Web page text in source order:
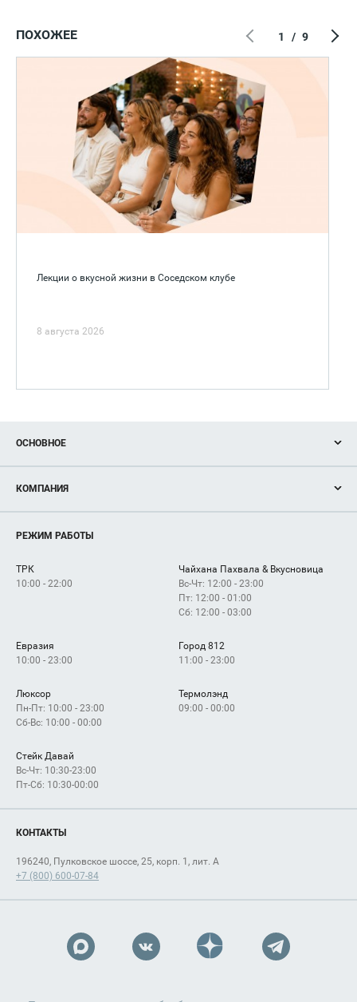
ПОХОЖЕЕ
Лекции о вкусной жизни в Соседском клубе
8 августа 2026
1 / 9
ОСНОВНОЕ
Новости
Магазины
Услуги
КОМПАНИЯ
Рекламодателям
Как добраться
РЕЖИМ РАБОТЫ
ТРК
10:00 - 22:00
Чайхана Пахвала & Вкусновица
Вс-Чт: 12:00 - 23:00
Пт: 12:00 - 01:00
Сб: 12:00 - 03:00
Евразия
10:00 - 23:00
Город 812
11:00 - 23:00
Люксор
Пн-Пт: 10:00 - 23:00
Сб-Вс: 10:00 - 00:00
Термолэнд
09:00 - 00:00
Стейк Давай
Вс-Чт: 10:30-23:00
Пт-Сб: 10:30-00:00
КОНТАКТЫ
196240, Пулковское шоссе, 25, корп. 1, лит. А
+7 (800) 600-07-84